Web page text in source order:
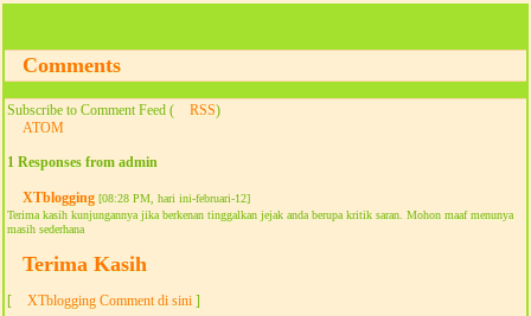
Comments
Subscribe to Comment Feed ( RSS)
ATOM
1 Responses from admin
XTblogging [08:28 PM, hari ini-februari-12]
Terima kasih kunjungannya jika berkenan tinggalkan jejak anda berupa kritik saran. Mohon maaf menunya
masih sederhana
Terima Kasih
[ XTblogging Comment di sini ]